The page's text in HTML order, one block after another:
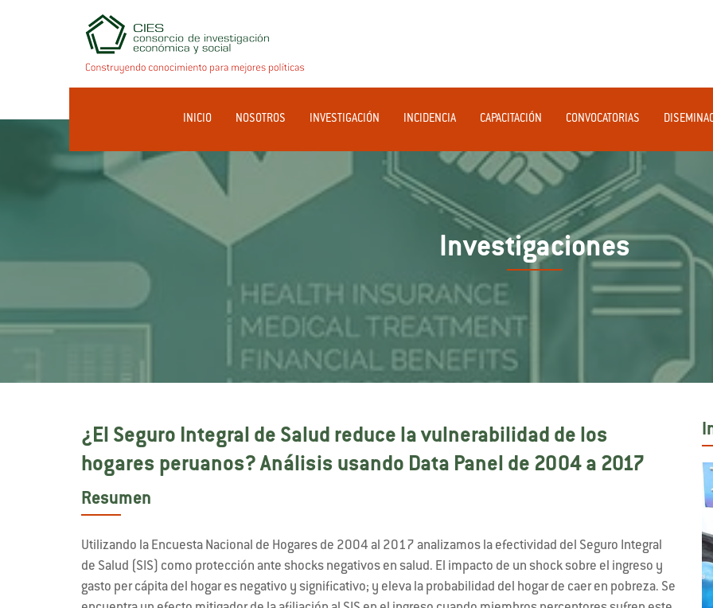
INICIO NOSOTROS INVESTIGACIÓN INCIDENCIA CAPACITACIÓN CONVOCATORIAS
Investigaciones
¿El Seguro Integral de Salud reduce la vulnerabilidad de los
hogares peruanos? Análisis usando Data Panel de 2004 a 2017
Resumen
Utilizando la Encuesta Nacional de Hogares de 2004 al 2017 analizamos la efectividad del Seguro Integral
de Salud (SIS) como protección ante shocks negativos en salud. El impacto de un shock sobre el ingreso y
gasto per cápita del hogar es negativo y significativo; y eleva la probabilidad del hogar de caer en pobreza. Se